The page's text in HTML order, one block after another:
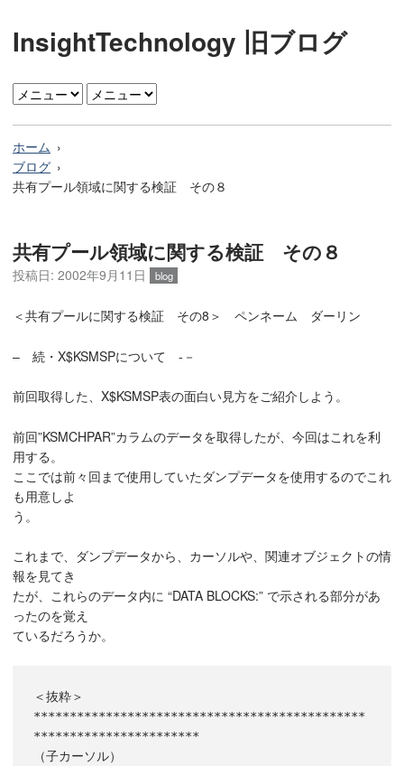
InsightTechnology 旧ブログ
ホーム
ブログ
共有プール領域に関する検証 その８
共有プール領域に関する検証 その８
投稿日: 2002年9月11日 blog
＜共有プールに関する検証 その8＞ ペンネーム ダーリン
– 続・X$KSMSPについて -－
前回取得した、X$KSMSP表の面白い見方をご紹介しよう。
前回”KSMCHPAR”カラムのデータを取得したが、今回はこれを利
用する。
ここでは前々回まで使用していたダンプデータを使用するのでこれ
も用意しよ
う。
これまで、ダンプデータから、カーソルや、関連オブジェクトの情
報を見てき
たが、これらのデータ内に “DATA BLOCKS:” で示される部分があ
ったのを覚え
ているだろうか。
＜抜粋＞
**********************************************
***********************
（子カーソル）